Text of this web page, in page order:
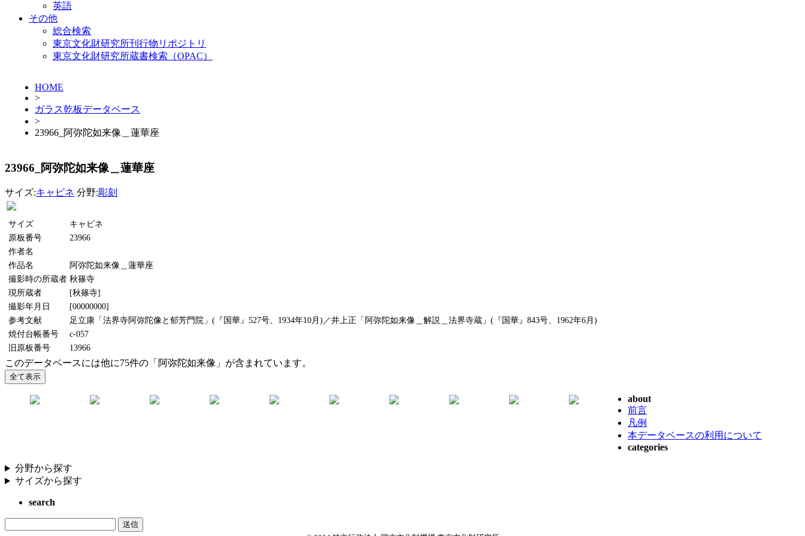
英語
その他
総合検索
東京文化財研究所刊行物リポジトリ
東京文化財研究所蔵書検索（OPAC）
HOME
>
ガラス乾板データベース
>
23966_阿弥陀如来像＿蓮華座
23966_阿弥陀如来像＿蓮華座
サイズ:キャビネ 分野:彫刻
サイズ
キャビネ
原板番号
23966
作者名
作品名
阿弥陀如来像＿蓮華座
撮影時の所蔵者 秋篠寺
現所蔵者
[秋篠寺]
撮影年月日
[00000000]
参考文献
足立康「法界寺阿弥陀像と郁芳門院」(『国華』527号、1934年10月)／井上正「阿弥陀如来像＿解説＿法界寺蔵」(『国華』843号、1962年6月)
焼付台帳番号
c-057
旧原板番号
13966
このデータベースには他に75件の「阿弥陀如来像」が含まれています。
about
前言
凡例
本データベースの利用について
categories
分野から探す
サイズから探す
search